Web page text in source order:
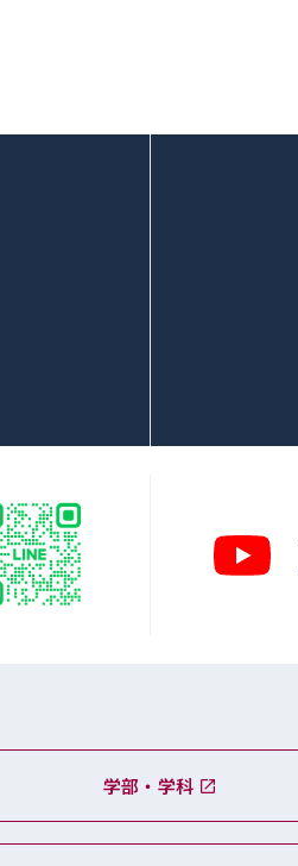
学部・学科